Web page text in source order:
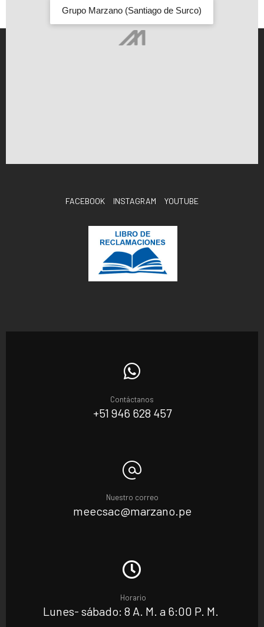
Grupo Marzano (Santiago de Surco)
FACEBOOK INSTAGRAM YOUTUBE
Contáctanos
+51 946 628 457
Nuestro correo
meecsac@marzano.pe
Horario
Lunes- sábado: 8 A. M. a 6:00 P. M.